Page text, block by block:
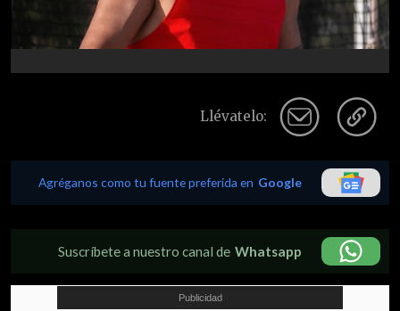
Llévatelo:
Agréganos como tu fuente preferida en Google
Suscríbete a nuestro canal de Whatsapp